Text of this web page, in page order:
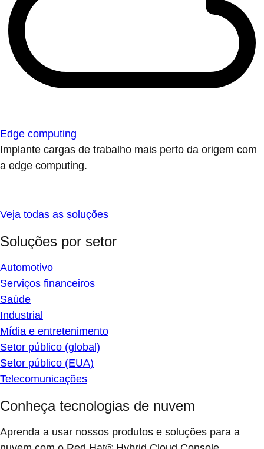
Edge computing
Implante cargas de trabalho mais perto da origem com
a edge computing.
Veja todas as soluções
Soluções por setor
Automotivo
Serviços financeiros
Saúde
Industrial
Mídia e entretenimento
Setor público (global)
Setor público (EUA)
Telecomunicações
Conheça tecnologias de nuvem
Aprenda a usar nossos produtos e soluções para a